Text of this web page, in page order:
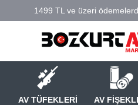
AV TÜFEKLERİ AV